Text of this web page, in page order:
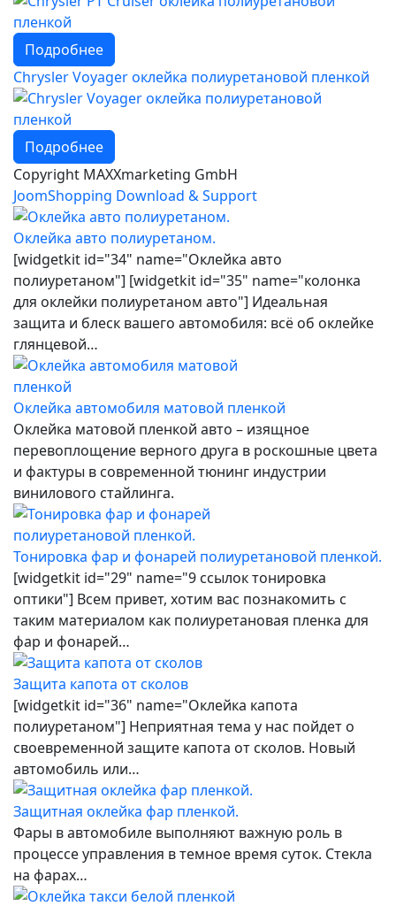
Подробнее
Chrysler Voyager оклейка полиуретановой пленкой
Подробнее
Copyright MAXXmarketing GmbH
JoomShopping Download & Support
Оклейка авто полиуретаном.
[widgetkit id="34" name="Оклейка авто
полиуретаном"] [widgetkit id="35" name="колонка
для оклейки полиуретаном авто"] Идеальная
защита и блеск вашего автомобиля: всё об оклейке
глянцевой…
Оклейка автомобиля матовой пленкой
Оклейка матовой пленкой авто – изящное
перевоплощение верного друга в роскошные цвета
и фактуры в современной тюнинг индустрии
винилового стайлинга.
Тонировка фар и фонарей полиуретановой пленкой.
[widgetkit id="29" name="9 ссылок тонировка
оптики"] Всем привет, хотим вас познакомить с
таким материалом как полиуретановая пленка для
фар и фонарей…
Защита капота от сколов
[widgetkit id="36" name="Оклейка капота
полиуретаном"] Неприятная тема у нас пойдет о
своевременной защите капота от сколов. Новый
автомобиль или…
Защитная оклейка фар пленкой.
Фары в автомобиле выполняют важную роль в
процессе управления в темное время суток. Стекла
на фарах…